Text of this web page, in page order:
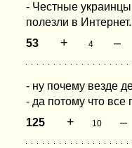
- Честные
полезли в Интернет.
53
+ 4 –
- ну почему везде
- да потому что все
125
+ 10 –